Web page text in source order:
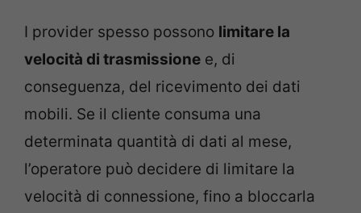
I provider spesso possono limitare la
velocità di trasmissione e, di
conseguenza, del ricevimento dei dati
mobili. Se il cliente consuma una
determinata quantità di dati al mese,
l’operatore può decidere di limitare la
velocità di connessione, fino a bloccarla